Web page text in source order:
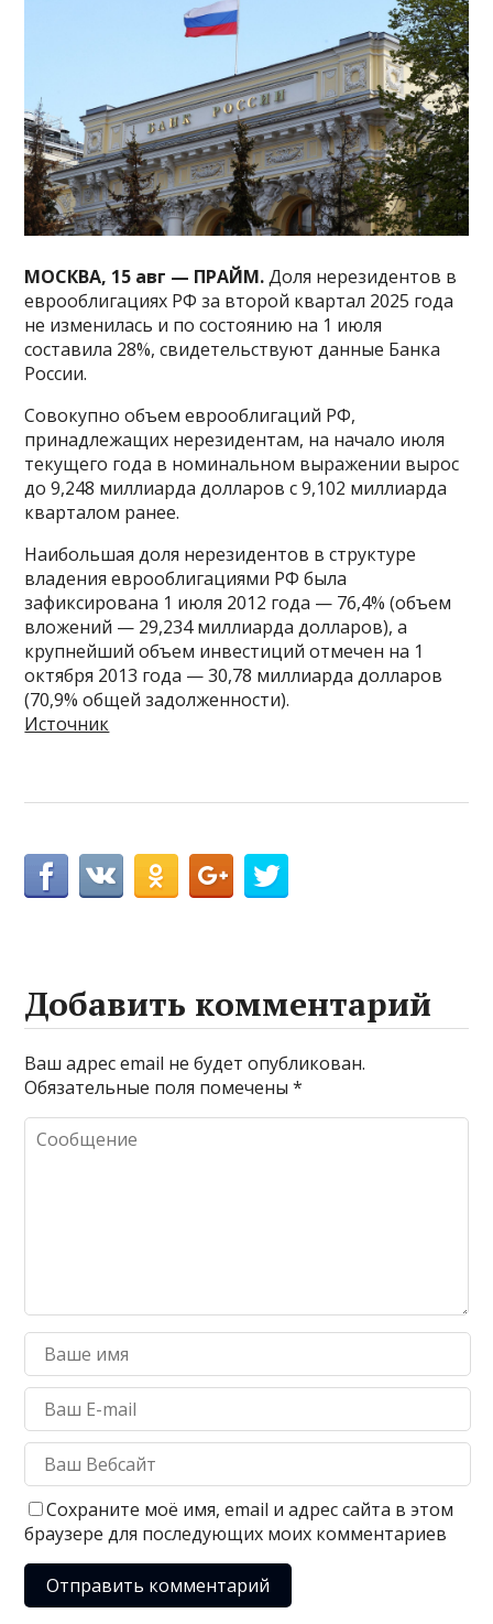
МОСКВА, 15 авг — ПРАЙМ.Доля нерезидентов в
еврооблигациях РФ за второй квартал 2025 года
не изменилась и по состоянию на 1 июля
составила 28%, свидетельствуют данные Банка
России.
Совокупно объем еврооблигаций РФ,
принадлежащих нерезидентам, на начало июля
текущего года в номинальном выражении вырос
до 9,248 миллиарда долларов с 9,102 миллиарда
кварталом ранее.
Наибольшая доля нерезидентов в структуре
владения еврооблигациями РФ была
зафиксирована 1 июля 2012 года — 76,4% (объем
вложений — 29,234 миллиарда долларов), а
крупнейший объем инвестиций отмечен на 1
октября 2013 года — 30,78 миллиарда долларов
(70,9% общей задолженности).
Источник
Добавить комментарий
Ваш адрес email не будет опубликован.
Обязательные поля помечены*
Сохраните моё имя, email и адрес сайта в этом
браузере для последующих моих комментариев